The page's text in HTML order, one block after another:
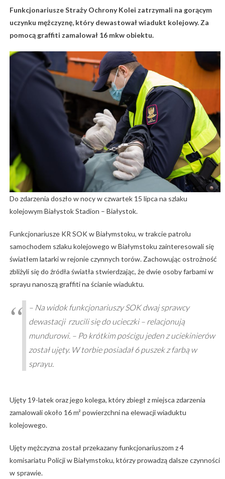
Funkcjonariusze Straży Ochrony Kolei zatrzymali na gorącym
uczynku mężczyznę, który dewastował wiadukt kolejowy. Za
pomocą graffiti zamalował 16 mkw obiektu.
Do zdarzenia doszło w nocy w czwartek 15 lipca na szlaku
kolejowym Białystok Stadion – Białystok.
Funkcjonariusze KR SOK w Białymstoku, w trakcie patrolu
samochodem szlaku kolejowego w Białymstoku zainteresowali się
światłem latarki w rejonie czynnych torów. Zachowując ostrożność
zbliżyli się do źródła światła stwierdzając, że dwie osoby farbami w
sprayu nanoszą graffiti na ścianie wiaduktu.
– Na widok funkcjonariuszy SOK dwaj sprawcy
dewastacji rzucili się do ucieczki – relacjonują
mundurowi. – Po krótkim pościgu jeden z uciekinierów
został ujęty. W torbie posiadał 6 puszek z farbą w
sprayu.
Ujęty 19-latek oraz jego kolega, który zbiegł z miejsca zdarzenia
zamalowali około 16 m² powierzchni na elewacji wiaduktu
kolejowego.
Ujęty mężczyzna został przekazany funkcjonariuszom z 4
komisariatu Policji w Białymstoku, którzy prowadzą dalsze czynności
w sprawie.